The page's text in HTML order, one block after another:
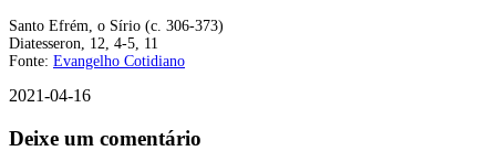
Santo Efrém, o Sírio (c. 306-373)
Diatesseron, 12, 4-5, 11
Fonte: Evangelho Cotidiano
2021-04-16
Deixe um comentário